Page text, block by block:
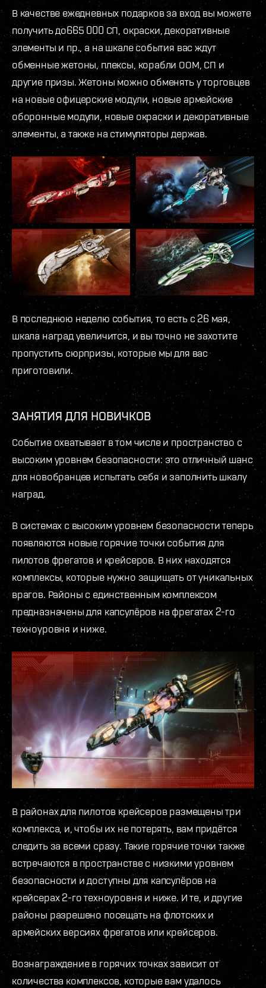
В качестве ежедневных подарков за вход вы можете
получить до665 000 СП, окраски, декоративные
элементы и пр., а на шкале события вас ждут
обменные жетоны, плексы, корабли ООМ, СП и
другие призы. Жетоны можно обменять у торговцев
на новые офицерские модули, новые армейские
оборонные модули, новые окраски и декоративные
элементы, а также на стимуляторы держав.
В последнюю неделю события, то есть с 26 мая,
шкала наград увеличится, и вы точно не захотите
пропустить сюрпризы, которые мы для вас
приготовили.
ЗАНЯТИЯ ДЛЯ НОВИЧКОВ
Событие охватывает в том числе и пространство с
высоким уровнем безопасности: это отличный шанс
для новобранцев испытать себя и заполнить шкалу
наград.
В системах с высоким уровнем безопасности теперь
появляются новые горячие точки события для
пилотов фрегатов и крейсеров. В них находятся
комплексы, которые нужно защищать от уникальных
врагов. Районы с единственным комплексом
предназначены для капсулёров на фрегатах 2-го
техноуровня и ниже.
В районах для пилотов крейсеров размещены три
комплекса, и, чтобы их не потерять, вам придётся
следить за всеми сразу. Такие горячие точки также
встречаются в пространстве с низкими уровнем
безопасности и доступны для капсулёров на
крейсерах 2-го техноуровня и ниже. И те, и другие
районы разрешено посещать на флотских и
армейских версиях фрегатов или крейсеров.
Вознаграждение в горячих точках зависит от
количества комплексов, которые вам удалось